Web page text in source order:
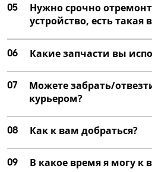
05
Нужно срочно
устройство, есть такая
06 Какие запчасти вы
07
Можете забрать/
курьером?
08 Как к вам добраться?
09 В какое время я могу к